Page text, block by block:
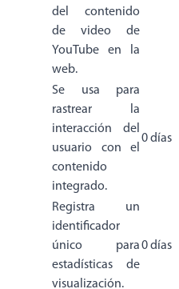
del contenido
de video de
YouTube en la
web.
Se usa para
rastrear la
interacción del
usuario con el
contenido
integrado.
0 días
Registra un
identificador
único para
estadísticas de
visualización.
0 días